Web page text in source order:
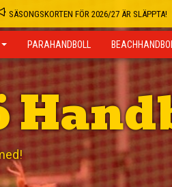
SÄSONGSKORTEN FÖR 2026/27 ÄR SLÄPPTA!
PARAHANDBOLL